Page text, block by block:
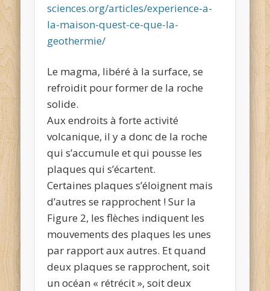
sciences.org/articles/experience-a-
la-maison-quest-ce-que-la-
geothermie/
Le magma, libéré à la surface, se
refroidit pour former de la roche
solide.
Aux endroits à forte activité
volcanique, il y a donc de la roche
qui s’accumule et qui pousse les
plaques qui s’écartent.
Certaines plaques s’éloignent mais
d’autres se rapprochent ! Sur la
Figure 2, les flèches indiquent les
mouvements des plaques les unes
par rapport aux autres. Et quand
deux plaques se rapprochent, soit
un océan « rétrécit », soit deux